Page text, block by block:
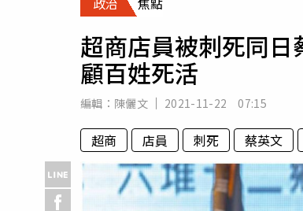
專欄
超商店員被刺死同
顧百姓死活
編輯： 陳儷文 2021-11-22 07:15
超商 店員 刺死 蔡英文